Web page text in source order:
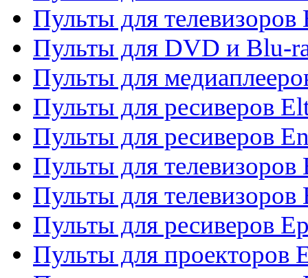
Пульты для телевизоров
Пульты для DVD и Blu-
Пульты для
Пульты для ресиверов
Пульты для ресиверов
Пульты для телевизоров
Пульты для телевизоров
Пульты для ресиверов
Пульты для проекторов